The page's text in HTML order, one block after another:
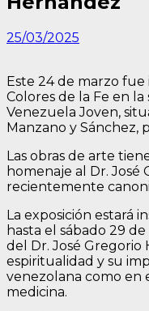
25/03/2025
Este 24 de marzo
Colores de la Fe en la
Venezuela Joven,
Manzano y Sánchez,
Las obras de arte
homenaje al Dr.
recientemente
La exposición estará
hasta el sábado 29
del Dr. José
espiritualidad y su
venezolana como en
medicina.